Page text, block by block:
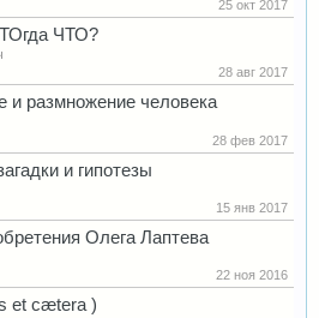
25 окт 2017
ЧТО?
28 авг 2017
и размножение человека
28 фев 2017
и гипотезы
15 янв 2017
Олега Лаптева
22 ноя 2016
et cætera )